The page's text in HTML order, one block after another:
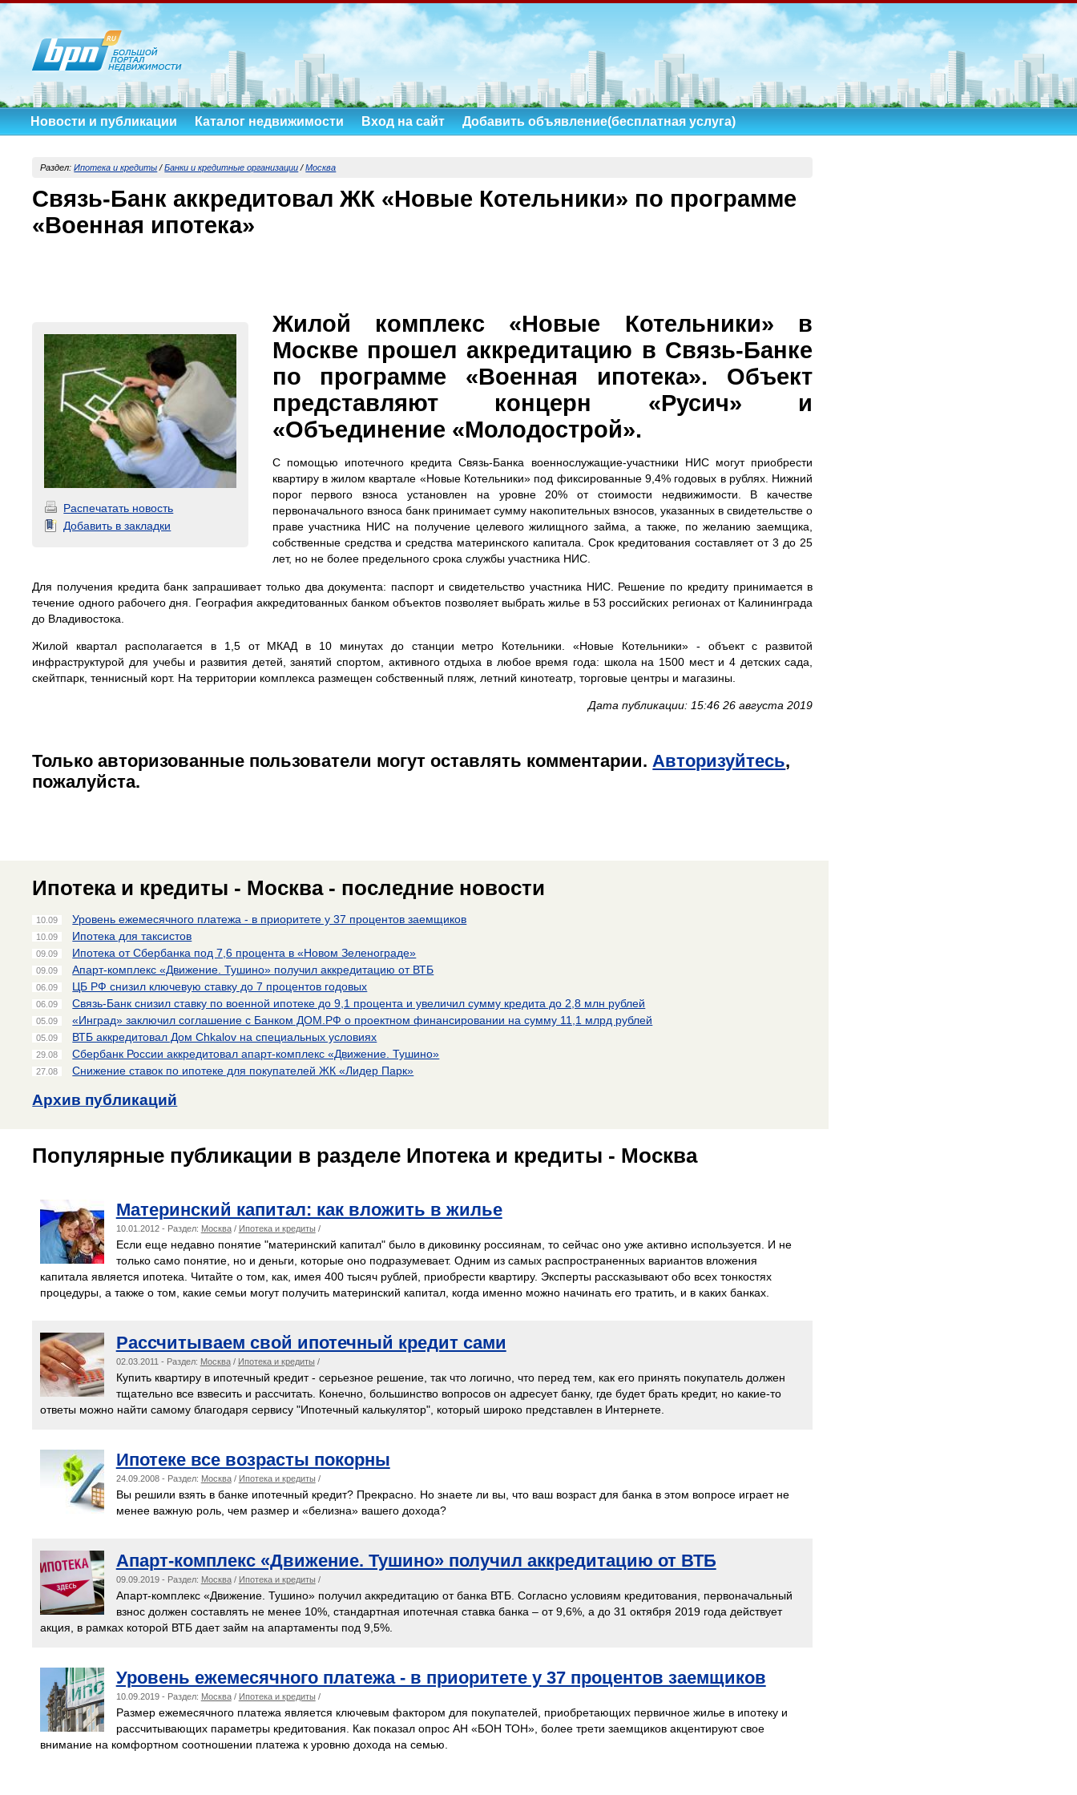
Новости и публикации Каталог недвижимости Вход на сайт Добавить объявление(бесплатная услуга)
Раздел:Ипотека и кредиты /Банки и кредитные организации /Москва
Связь-Банк аккредитовал ЖК «Новые Котельники» по программе
«Военная ипотека»
Распечатать новость
Добавить в закладки
Жилой комплекс «Новые Котельники» в
Москве прошел аккредитацию в Связь-Банке
по программе «Военная ипотека». Объект
представляют концерн «Русич» и
«Объединение «Молодострой».
С помощью ипотечного кредита Связь-Банка военнослужащие-участники НИС могут приобрести
квартиру в жилом квартале «Новые Котельники» под фиксированные 9,4% годовых в рублях. Нижний
порог первого взноса установлен на уровне 20% от стоимости недвижимости. В качестве
первоначального взноса банк принимает сумму накопительных взносов, указанных в свидетельстве о
праве участника НИС на получение целевого жилищного займа, а также, по желанию заемщика,
собственные средства и средства материнского капитала. Срок кредитования составляет от 3 до 25
лет, но не более предельного срока службы участника НИС.
Для получения кредита банк запрашивает только два документа: паспорт и свидетельство участника НИС. Решение по кредиту принимается в
течение одного рабочего дня. География аккредитованных банком объектов позволяет выбрать жилье в 53 российских регионах от Калининграда
до Владивостока.
Жилой квартал располагается в 1,5 от МКАД в 10 минутах до станции метро Котельники. «Новые Котельники» - объект с развитой
инфраструктурой для учебы и развития детей, занятий спортом, активного отдыха в любое время года: школа на 1500 мест и 4 детских сада,
скейтпарк, теннисный корт. На территории комплекса размещен собственный пляж, летний кинотеатр, торговые центры и магазины.
Дата публикации: 15:46 26 августа 2019
Только авторизованные пользователи могут оставлять комментарии. Авторизуйтесь,
пожалуйста.
Ипотека и кредиты - Москва - последние новости
10.09 Уровень ежемесячного платежа - в приоритете у 37 процентов заемщиков
10.09 Ипотека для таксистов
09.09 Ипотека от Сбербанка под 7,6 процента в «Новом Зеленограде»
09.09 Апарт-комплекс «Движение. Тушино» получил аккредитацию от ВТБ
06.09 ЦБ РФ снизил ключевую ставку до 7 процентов годовых
06.09 Связь-Банк снизил ставку по военной ипотеке до 9,1 процента и увеличил сумму кредита до 2,8 млн рублей
05.09 «Инград» заключил соглашение с Банком ДОМ.РФ о проектном финансировании на сумму 11,1 млрд рублей
05.09 ВТБ аккредитовал Дом Chkalov на специальных условиях
29.08 Сбербанк России аккредитовал апарт-комплекс «Движение. Тушино»
27.08 Снижение ставок по ипотеке для покупателей ЖК «Лидер Парк»
Архив публикаций
Популярные публикации в разделе Ипотека и кредиты - Москва
Материнский капитал: как вложить в жилье
10.01.2012 - Раздел: Москва/ Ипотека и кредиты /
Если еще недавно понятие "материнский капитал" было в диковинку россиянам, то сейчас оно уже активно используется. И не
только само понятие, но и деньги, которые оно подразумевает. Одним из самых распространенных вариантов вложения
капитала является ипотека. Читайте о том, как, имея 400 тысяч рублей, приобрести квартиру. Эксперты рассказывают обо всех тонкостях
процедуры, а также о том, какие семьи могут получить материнский капитал, когда именно можно начинать его тратить, и в каких банках.
Рассчитываем свой ипотечный кредит сами
02.03.2011 - Раздел: Москва/ Ипотека и кредиты /
Купить квартиру в ипотечный кредит - серьезное решение, так что логично, что перед тем, как его принять покупатель должен
тщательно все взвесить и рассчитать. Конечно, большинство вопросов он адресует банку, где будет брать кредит, но какие-то
ответы можно найти самому благодаря сервису "Ипотечный калькулятор", который широко представлен в Интернете.
Ипотеке все возрасты покорны
24.09.2008 - Раздел: Москва/ Ипотека и кредиты /
Вы решили взять в банке ипотечный кредит? Прекрасно. Но знаете ли вы, что ваш возраст для банка в этом вопросе играет не
менее важную роль, чем размер и «белизна» вашего дохода?
Апарт-комплекс «Движение. Тушино» получил аккредитацию от ВТБ
09.09.2019 - Раздел: Москва/ Ипотека и кредиты /
Апарт-комплекс «Движение. Тушино» получил аккредитацию от банка ВТБ. Согласно условиям кредитования, первоначальный
взнос должен составлять не менее 10%, стандартная ипотечная ставка банка – от 9,6%, а до 31 октября 2019 года действует
акция, в рамках которой ВТБ дает займ на апартаменты под 9,5%.
Уровень ежемесячного платежа - в приоритете у 37 процентов заемщиков
10.09.2019 - Раздел: Москва/ Ипотека и кредиты /
Размер ежемесячного платежа является ключевым фактором для покупателей, приобретающих первичное жилье в ипотеку и
рассчитывающих параметры кредитования. Как показал опрос АН «БОН ТОН», более трети заемщиков акцентируют свое
внимание на комфортном соотношении платежа к уровню дохода на семью.